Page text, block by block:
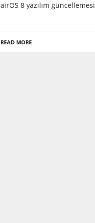
airOS 8 yazılım güncellemesi
READ MORE